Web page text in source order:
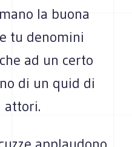
la buona
tu denomini
ad un certo
di un quid di
attori.